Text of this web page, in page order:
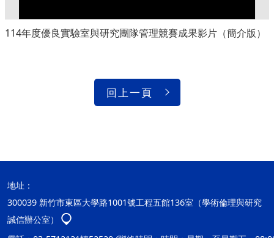
114年度優良實驗室與研究團隊管理競賽成果影片（簡介版）
回上一頁
地址：
300039 新竹市東區大學路1001號工程五館136室（學術倫理與研究
誠信辦公室）